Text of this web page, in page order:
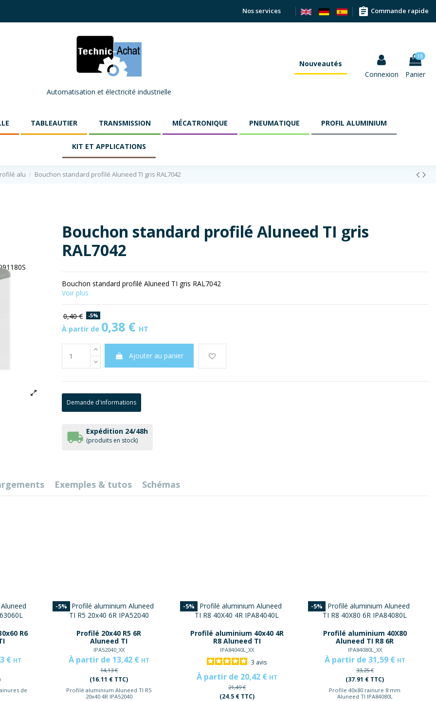
Nos services assignment Commande rapide
Automatisation et électricité industrielle
Nouveautés
Connexion
18
Panier
TABLEAUTIER TRANSMISSION MÉCATRONIQUE PNEUMATIQUE PROFIL ALUMINIUM
KIT ET APPLICATIONS
alu Bouchon standard profilé Aluneed TI gris RAL7042
Bouchon standard profilé Aluneed TI gris
RAL7042
Bouchon standard profilé Aluneed TI gris RAL7042
Voir plus
0,40 € -5%
À partir de 0,38 € HT
Ajouter au panier
Demande d'informations
Expédition 24/48h
(produits en stock)
Exemples & tutos Schémas
R6
€ HT
de
-5%
Profilé 20x40 R5 6R
Aluneed TI
IPA52040_XX
À partir de 13,42 € HT
14,13 €
(16.11 € TTC)
Profilé aluminium Aluneed TI R5
20x40 4R IPA52040
-5%
Profilé aluminium 40x40 4R
R8 Aluneed TI
IPA84040L_XX
3 avis
À partir de 20,42 € HT
21,49 €
(24.5 € TTC)
-5%
Profilé aluminium 40X80
Aluneed TI R8 6R
IPA84080L_XX
À partir de 31,59 € HT
33,25 €
(37.91 € TTC)
Profile 40x80 rainure 8 mm
Aluneed TI IPA84080L